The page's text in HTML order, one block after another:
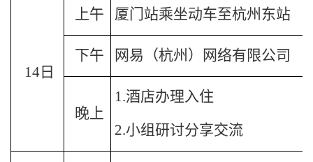
14日
上午 厦门站乘坐动车至杭州东站
下午 网易（杭州）网络有限公司
晚上
1.酒店办理入住
2.小组研讨分享交流